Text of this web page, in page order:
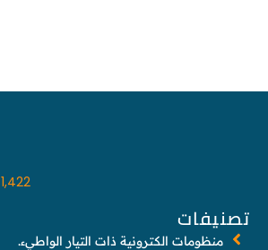
1,422
تصنيفات
منظومات الكترونية ذات التيار الواطيء.